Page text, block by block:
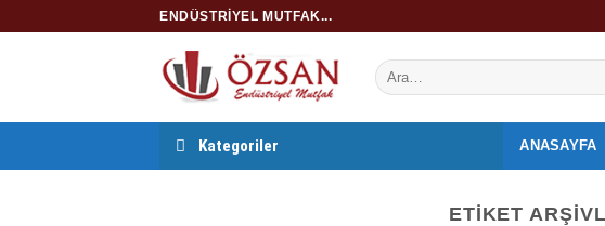
ENDÜSTRIYEL MUTFAK...
Kategoriler ANASAYFA
ETIKET